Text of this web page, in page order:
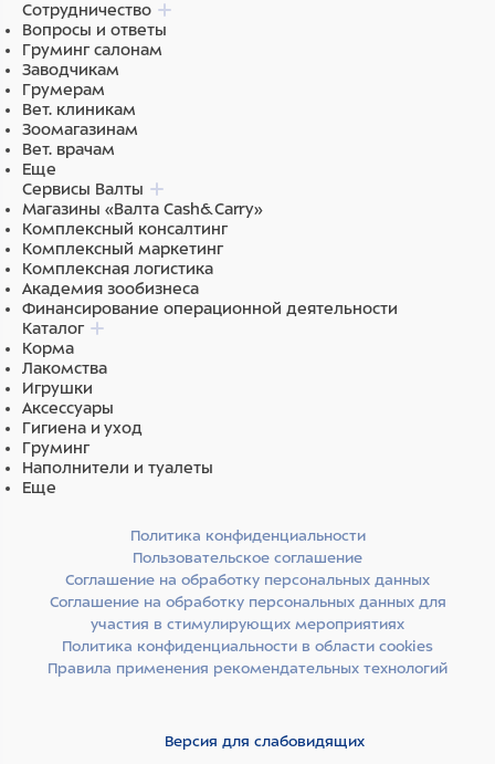
Сотрудничество
Вопросы и ответы
Груминг салонам
Заводчикам
Грумерам
Вет. клиникам
Зоомагазинам
Вет. врачам
Еще
Сервисы Валты
Магазины «Валта Cash&Carry»
Комплексный консалтинг
Комплексный маркетинг
Комплексная логистика
Академия зообизнеса
Финансирование операционной деятельности
Каталог
Корма
Лакомства
Игрушки
Аксессуары
Гигиена и уход
Груминг
Наполнители и туалеты
Еще
Политика конфиденциальности
Пользовательское соглашение
Соглашение на обработку персональных данных
Соглашение на обработку персональных данных для
участия в стимулирующих мероприятиях
Политика конфиденциальности в области cookies
Правила применения рекомендательных технологий
Версия для слабовидящих